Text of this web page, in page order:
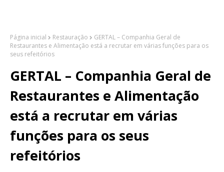
Página inicial Restauração
GERTAL – Companhia Geral de
Restaurantes e Alimentação está a recrutar em várias funções para os
seus refeitórios
GERTAL – Companhia Geral de
Restaurantes e Alimentação
está a recrutar em várias
funções para os seus
refeitórios